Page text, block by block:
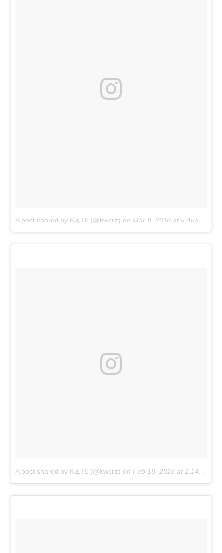
A post shared by Ƙ∡꓄ℇ (@kweilz) on Mar 8, 2018 at 5:45am PST
A post shared by Ƙ∡꓄ℇ (@kweilz) on Feb 18, 2018 at 1:14pm PST